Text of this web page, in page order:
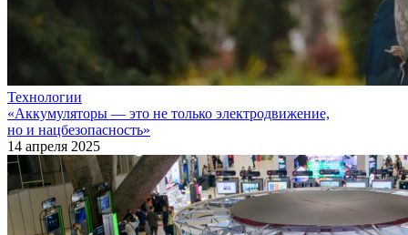
Технологии
«Аккумуляторы — это не только электродвижение,
но и нацбезопасность»
14 апреля 2025